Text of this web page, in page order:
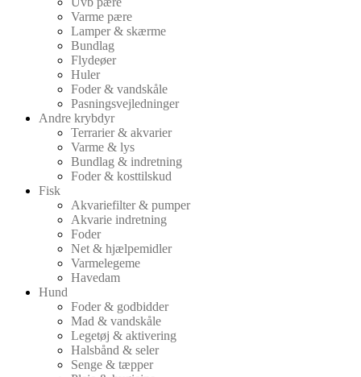
Varme pære
Lamper & skærme
Bundlag
Flydeøer
Huler
Foder & vandskåle
Pasningsvejledninger
Andre krybdyr
Terrarier & akvarier
Varme & lys
Bundlag & indretning
Foder & kosttilskud
Fisk
Akvariefilter & pumper
Akvarie indretning
Foder
Net & hjælpemidler
Varmelegeme
Havedam
Hund
Foder & godbidder
Mad & vandskåle
Legetøj & aktivering
Halsbånd & seler
Senge & tæpper